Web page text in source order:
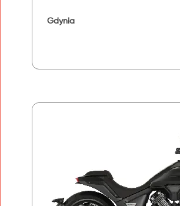
Gdynia